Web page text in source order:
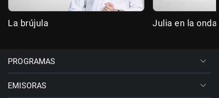
La brújula Julia en la onda
PROGRAMAS
EMISORAS